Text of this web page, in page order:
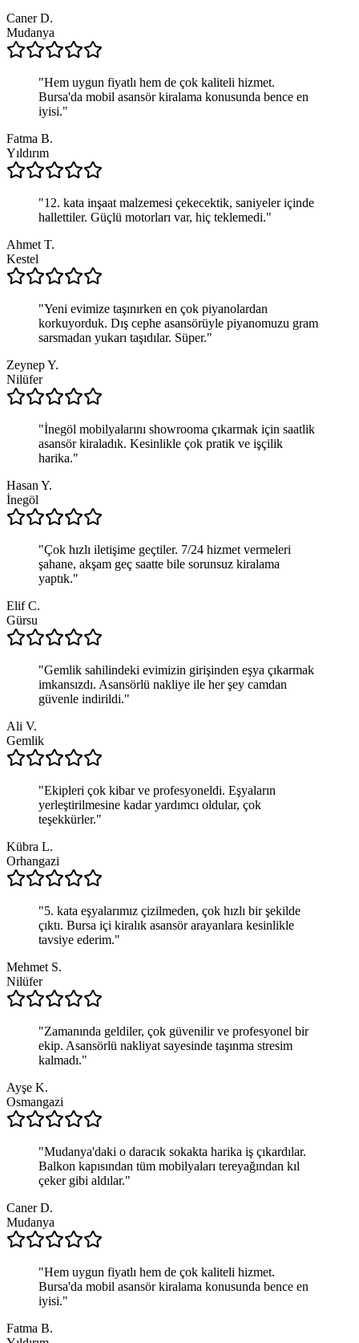
Caner D.
Mudanya
"Hem uygun fiyatlı hem de çok kaliteli hizmet.
Bursa'da mobil asansör kiralama konusunda bence en
iyisi."
Fatma B.
Yıldırım
"12. kata inşaat malzemesi çekecektik, saniyeler içinde
hallettiler. Güçlü motorları var, hiç teklemedi."
Ahmet T.
Kestel
"Yeni evimize taşınırken en çok piyanolardan
korkuyorduk. Dış cephe asansörüyle piyanomuzu gram
sarsmadan yukarı taşıdılar. Süper."
Zeynep Y.
Nilüfer
"İnegöl mobilyalarını showrooma çıkarmak için saatlik
asansör kiraladık. Kesinlikle çok pratik ve işçilik
harika."
Hasan Y.
İnegöl
"Çok hızlı iletişime geçtiler. 7/24 hizmet vermeleri
şahane, akşam geç saatte bile sorunsuz kiralama
yaptık."
Elif C.
Gürsu
"Gemlik sahilindeki evimizin girişinden eşya çıkarmak
imkansızdı. Asansörlü nakliye ile her şey camdan
güvenle indirildi."
Ali V.
Gemlik
"Ekipleri çok kibar ve profesyoneldi. Eşyaların
yerleştirilmesine kadar yardımcı oldular, çok
teşekkürler."
Kübra L.
Orhangazi
"5. kata eşyalarımız çizilmeden, çok hızlı bir şekilde
çıktı. Bursa içi kiralık asansör arayanlara kesinlikle
tavsiye ederim."
Mehmet S.
Nilüfer
"Zamanında geldiler, çok güvenilir ve profesyonel bir
ekip. Asansörlü nakliyat sayesinde taşınma stresim
kalmadı."
Ayşe K.
Osmangazi
"Mudanya'daki o daracık sokakta harika iş çıkardılar.
Balkon kapısından tüm mobilyaları tereyağından kıl
çeker gibi aldılar."
Caner D.
Mudanya
"Hem uygun fiyatlı hem de çok kaliteli hizmet.
Bursa'da mobil asansör kiralama konusunda bence en
iyisi."
Fatma B.